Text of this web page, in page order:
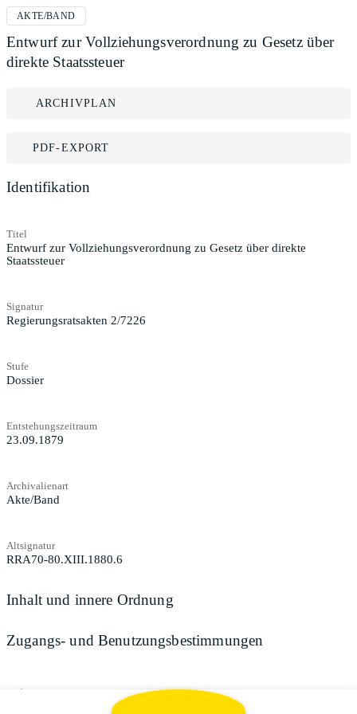
AKTE/BAND
Entwurf zur Vollziehungsverordnung zu Gesetz über
direkte Staatssteuer
ARCHIVPLAN
PDF-EXPORT
Identifikation
Titel
Entwurf zur Vollziehungsverordnung zu Gesetz über direkte
Staatssteuer
Signatur
Regierungsratsakten 2/7226
Stufe
Dossier
Entstehungszeitraum
23.09.1879
Archivalienart
Akte/Band
Altsignatur
RRA70-80.XIII.1880.6
Inhalt und innere Ordnung
Zugangs- und Benutzungsbestimmungen
Teilen